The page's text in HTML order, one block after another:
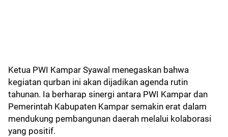
Ketua PWI Kampar Syawal menegaskan bahwa
kegiatan qurban ini akan dijadikan agenda rutin
tahunan. Ia berharap sinergi antara PWI Kampar dan
Pemerintah Kabupaten Kampar semakin erat dalam
mendukung pembangunan daerah melalui kolaborasi
yang positif.